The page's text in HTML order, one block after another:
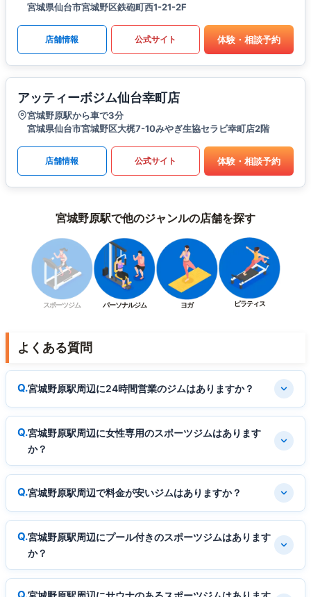
宮城県仙台市宮城野区鉄砲町西1-21-2F
店舗情報 公式サイト 体験・相談予約
アッティーボジム仙台幸町店
宮城野原駅から車で3分
宮城県仙台市宮城野区大梶7-10みやぎ生協セラビ幸町店2階
店舗情報 公式サイト 体験・相談予約
宮城野原駅で他のジャンルの店舗を探す
スポーツジム パーソナルジム ヨガ ピラティス
よくある質問
宮城野原駅周辺に24時間営業のジムはありますか？
宮城野原駅周辺に女性専用のスポーツジムはあります
か？
宮城野原駅周辺で料金が安いジムはありますか？
宮城野原駅周辺にプール付きのスポーツジムはあります
か？